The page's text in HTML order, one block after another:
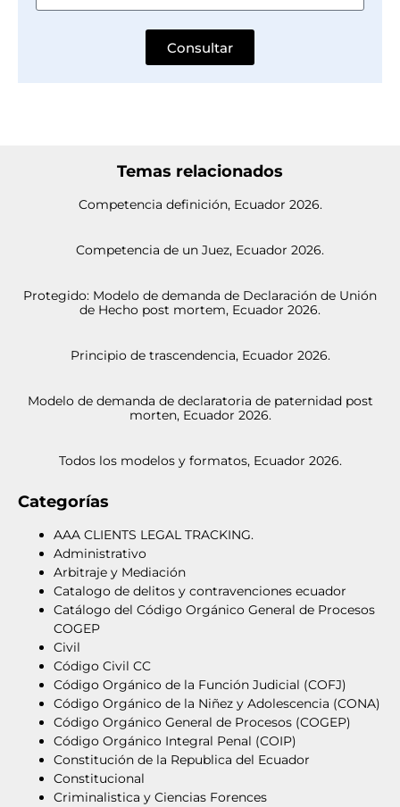
Consultar
Temas relacionados
Competencia definición, Ecuador 2026.
Competencia de un Juez, Ecuador 2026.
Protegido: Modelo de demanda de Declaración de Unión
de Hecho post mortem, Ecuador 2026.
Principio de trascendencia, Ecuador 2026.
Modelo de demanda de declaratoria de paternidad post
morten, Ecuador 2026.
Todos los modelos y formatos, Ecuador 2026.
Categorías
AAA CLIENTS LEGAL TRACKING.
Administrativo
Arbitraje y Mediación
Catalogo de delitos y contravenciones ecuador
Catálogo del Código Orgánico General de Procesos
COGEP
Civil
Código Civil CC
Código Orgánico de la Función Judicial (COFJ)
Código Orgánico de la Niñez y Adolescencia (CONA)
Código Orgánico General de Procesos (COGEP)
Código Orgánico Integral Penal (COIP)
Constitución de la Republica del Ecuador
Constitucional
Criminalistica y Ciencias Forences